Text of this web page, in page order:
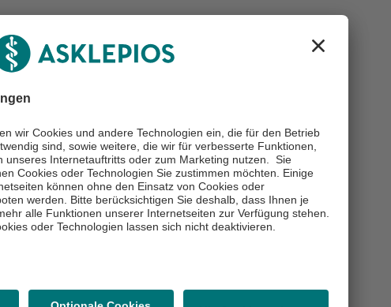
Symptome bei
Beckenrandfrakturen, Beckenringfrakturen oder
gehen mit verschiedenen Beschwerden
unsere Expert:innen die häufigsten Symptome, die
auftreten können:
für Beckenverletzungen sind natürlich starke
Sie strahlen oft in die Leiste, den unteren